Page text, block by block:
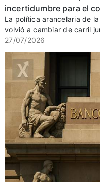
incertidumbre para el
La política arancelaria de
volvió a cambiar de carril
27/07/2026